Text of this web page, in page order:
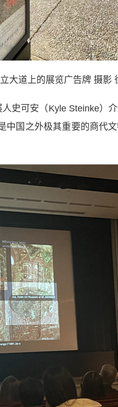
大道上的展览广告牌 摄影
可安（Kyle Steinke）
中国之外极其重要的商代